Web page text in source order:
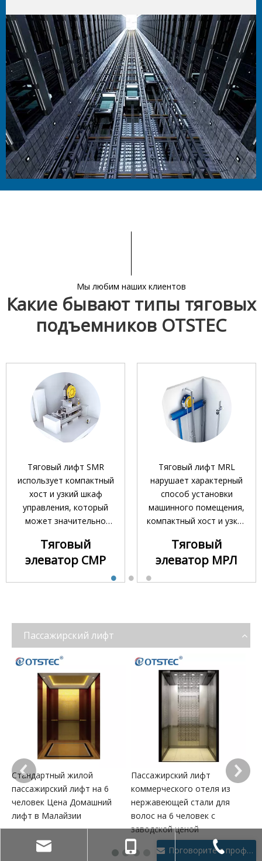
Мы любим наших клиентов
Какие бывают типы тяговых
подъемников OTSTEC
Тяговый лифт SMR
использует компактный
хост и узкий шкаф
управления, который
может значительно
машинного отделения и
эффективно
так что лифт и
архитектурный дизайн
будут интегрированы.
Тяговый
элеватор СМР
Тяговый лифт MRL
нарушает характерный
способ установки
машинного помещения,
компактный хост и узкий
размещаются
непосредственно на
Тяговый
элеватор МРЛ
Пассажирский лифт
Стандартный жилой
пассажирский лифт на 6
человек Цена Домашний
лифт в Малайзии
Пассажирский лифт
коммерческого отеля из
нержавеющей стали для
волос на 6 человек с
заводской ценой
Поговорите с профессионалом